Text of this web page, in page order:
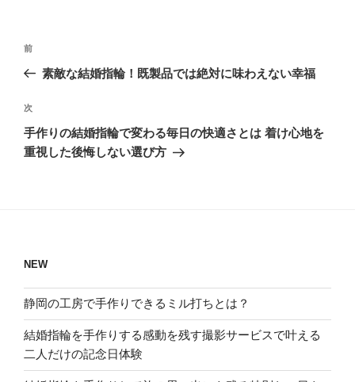
投
ビ
ゲ
ー
過
去
投
稿
前
素敵な結婚指輪！既製品では絶対に味わえない幸福
次
の
投
次
手作りの結婚指輪で変わる毎日の快適さとは 着け心地を
重視した後悔しない選び方
NEW
静岡の工房で手作りできるミル打ちとは？
結婚指輪を手作りする感動を残す撮影サービスで叶える
二人だけの記念日体験